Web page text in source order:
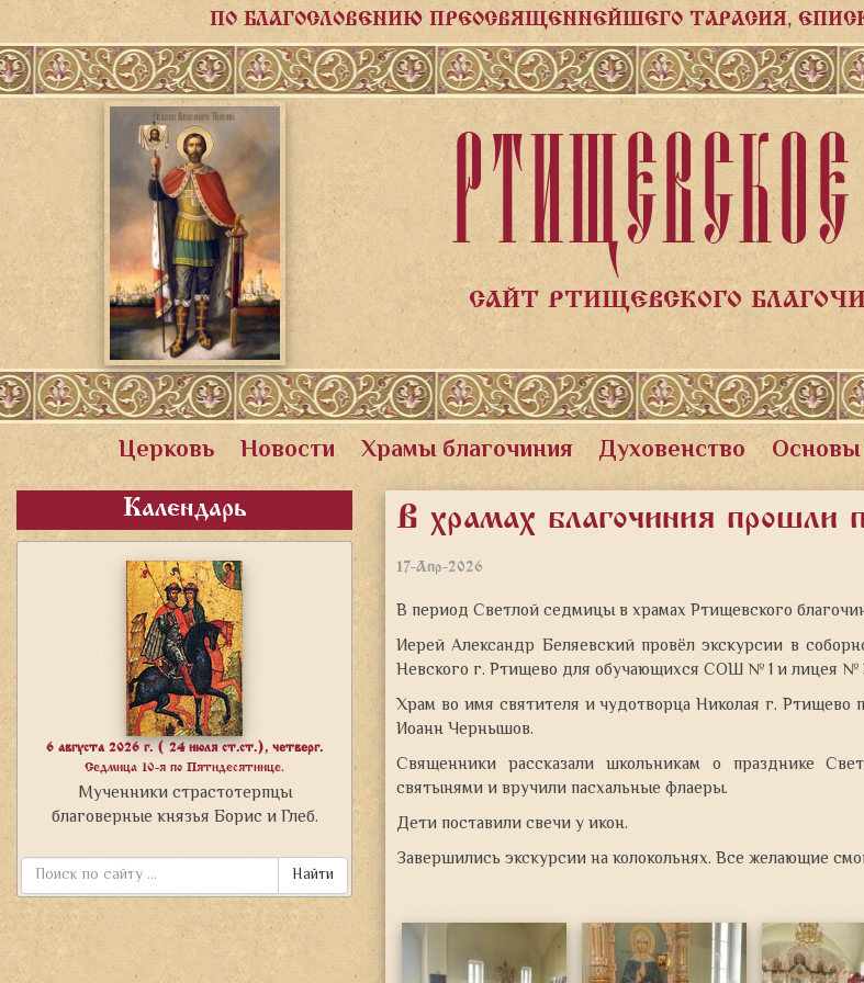
ПО БЛАГОСЛОВЕНИЮ ПРЕОСВЯЩЕННЕЙШЕГО ТАРАСИЯ,
САЙТ РТИЩЕВСКОГО
Церковь Новости Храмы благочиния Духовенство Основы
Календарь
6 августа 2026 г. ( 24 июля ст.ст.), четверг.
Седмица 10-я по Пятидесятнице.
Мученники страстотерпцы
благоверные князья Борис и Глеб.
Найти
В храмах благочиния прошли
17-Апр-2026
В период Светлой седмицы в храмах Ртищевского
Иерей Александр Беляевский провёл экскурсии в
Невского г. Ртищево для обучающихся СОШ № 1 и лицея №
Храм во имя святителя и чудотворца Николая г.
Иоанн Чернышов.
Священники рассказали школьникам о празднике
святынями и вручили пасхальные флаеры.
Дети поставили свечи у икон.
Завершились экскурсии на колокольнях. Все желающие